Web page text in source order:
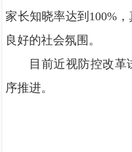
家长知晓率达到100%
良好的社会氛围。
目前近视防控改
序推进。